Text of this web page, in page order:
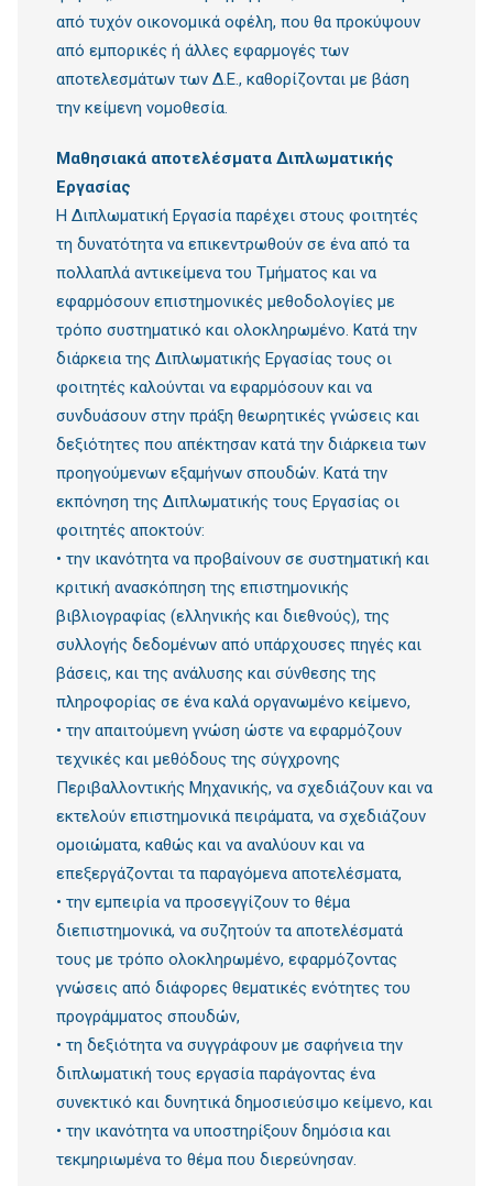
από τυχόν οικονομικά οφέλη, που θα προκύψουν
από εμπορικές ή άλλες εφαρμογές των
αποτελεσμάτων των Δ.Ε., καθορίζονται με βάση
την κείμενη νομοθεσία.
Μαθησιακά αποτελέσματα Διπλωματικής
Εργασίας
Η Διπλωματική Εργασία παρέχει στους φοιτητές
τη δυνατότητα να επικεντρωθούν σε ένα από τα
πολλαπλά αντικείμενα του Τμήματος και να
εφαρμόσουν επιστημονικές μεθοδολογίες με
τρόπο συστηματικό και ολοκληρωμένο. Κατά την
διάρκεια της Διπλωματικής Εργασίας τους οι
φοιτητές καλούνται να εφαρμόσουν και να
συνδυάσουν στην πράξη θεωρητικές γνώσεις και
δεξιότητες που απέκτησαν κατά την διάρκεια των
προηγούμενων εξαμήνων σπουδών. Κατά την
εκπόνηση της Διπλωματικής τους Εργασίας οι
φοιτητές αποκτούν:
• την ικανότητα να προβαίνουν σε συστηματική και
κριτική ανασκόπηση της επιστημονικής
βιβλιογραφίας (ελληνικής και διεθνούς), της
συλλογής δεδομένων από υπάρχουσες πηγές και
βάσεις, και της ανάλυσης και σύνθεσης της
πληροφορίας σε ένα καλά οργανωμένο κείμενο,
• την απαιτούμενη γνώση ώστε να εφαρμόζουν
τεχνικές και μεθόδους της σύγχρονης
Περιβαλλοντικής Μηχανικής, να σχεδιάζουν και να
εκτελούν επιστημονικά πειράματα, να σχεδιάζουν
ομοιώματα, καθώς και να αναλύουν και να
επεξεργάζονται τα παραγόμενα αποτελέσματα,
• την εμπειρία να προσεγγίζουν το θέμα
διεπιστημονικά, να συζητούν τα αποτελέσματά
τους με τρόπο ολοκληρωμένο, εφαρμόζοντας
γνώσεις από διάφορες θεματικές ενότητες του
προγράμματος σπουδών,
• τη δεξιότητα να συγγράφουν με σαφήνεια την
διπλωματική τους εργασία παράγοντας ένα
συνεκτικό και δυνητικά δημοσιεύσιμο κείμενο, και
• την ικανότητα να υποστηρίξουν δημόσια και
τεκμηριωμένα το θέμα που διερεύνησαν.